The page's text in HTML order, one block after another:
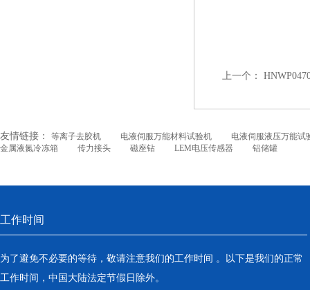
上一个：
友情链接： 等离子去胶机 电液伺服万能材料试验机
电液伺服液压万能试
金属液氮冷冻箱
传力接头 磁座钻 LEM电压传感器 铝储罐
工作时间
为了避免不必要的等待，敬请注意我们的工作时间 。以下是我们的正常
工作时间，中国大陆法定节假日除外。